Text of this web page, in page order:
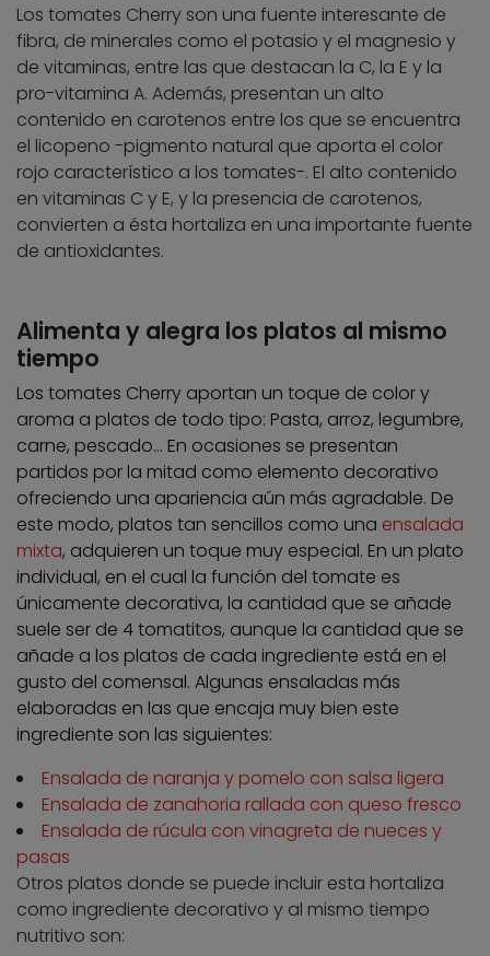
Los tomates Cherry son una fuente interesante de
fibra, de minerales como el potasio y el magnesio y
de vitaminas, entre las que destacan la C, la E y la
pro-vitamina A. Además, presentan un alto
contenido en carotenos entre los que se encuentra
el licopeno -pigmento natural que aporta el color
rojo característico a los tomates-. El alto contenido
en vitaminas C y E, y la presencia de carotenos,
convierten a ésta hortaliza en una importante fuente
de antioxidantes.
Alimenta y alegra los platos al mismo
tiempo
Los tomates Cherry aportan un toque de color y
aroma a platos de todo tipo: Pasta, arroz, legumbre,
carne, pescado… En ocasiones se presentan
partidos por la mitad como elemento decorativo
ofreciendo una apariencia aún más agradable. De
este modo, platos tan sencillos como una ensalada
mixta, adquieren un toque muy especial. En un plato
individual, en el cual la función del tomate es
únicamente decorativa, la cantidad que se añade
suele ser de 4 tomatitos, aunque la cantidad que se
añade a los platos de cada ingrediente está en el
gusto del comensal. Algunas ensaladas más
elaboradas en las que encaja muy bien este
ingrediente son las siguientes:
Ensalada de naranja y pomelo con salsa ligera
Ensalada de zanahoria rallada con queso fresco
Ensalada de rúcula con vinagreta de nueces y
pasas
Otros platos donde se puede incluir esta hortaliza
como ingrediente decorativo y al mismo tiempo
nutritivo son: